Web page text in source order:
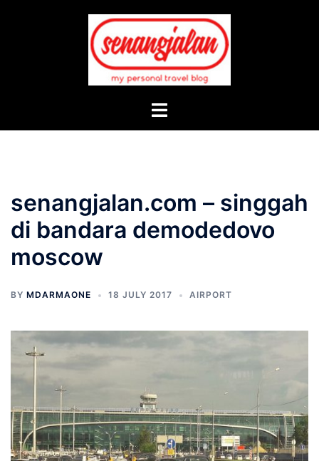
Toggle
senangjalan.com – singgah
di bandara demodedovo
moscow
BY MDARMAONE 18 JULY 2017 AIRPORT